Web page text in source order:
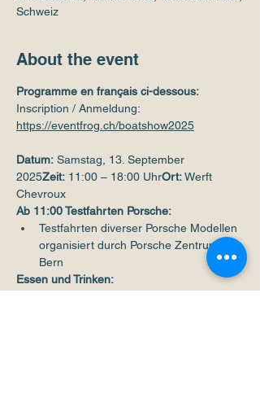
Schweiz
About the event
Programme en français ci-dessous:
Inscription / Anmeldung:
https://eventfrog.ch/boatshow2025
Datum: Samstag, 13. September
2025Zeit: 11:00 – 18:00 UhrOrt: Werft
Chevroux
Ab 11:00 Testfahrten Porsche:
Testfahrten diverser Porsche Modellen
organisiert durch Porsche Zentrum
Bern
Essen und Trinken: